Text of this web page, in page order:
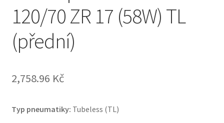
120/70 ZR 17 (58W) TL
(přední)
2,758.96 Kč
Typ pneumatiky: Tubeless (TL)